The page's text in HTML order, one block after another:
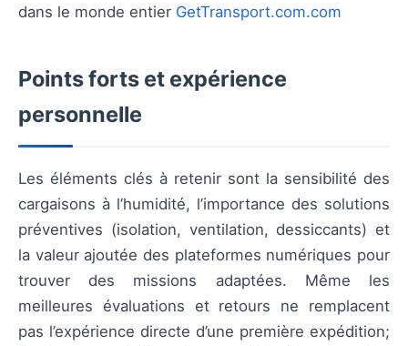
dans le monde entier GetTransport.com.com
Points forts et expérience
personnelle
Les éléments clés à retenir sont la sensibilité des
cargaisons à l’humidité, l’importance des solutions
préventives (isolation, ventilation, dessiccants) et
la valeur ajoutée des plateformes numériques pour
trouver des missions adaptées. Même les
meilleures évaluations et retours ne remplacent
pas l’expérience directe d’une première expédition;